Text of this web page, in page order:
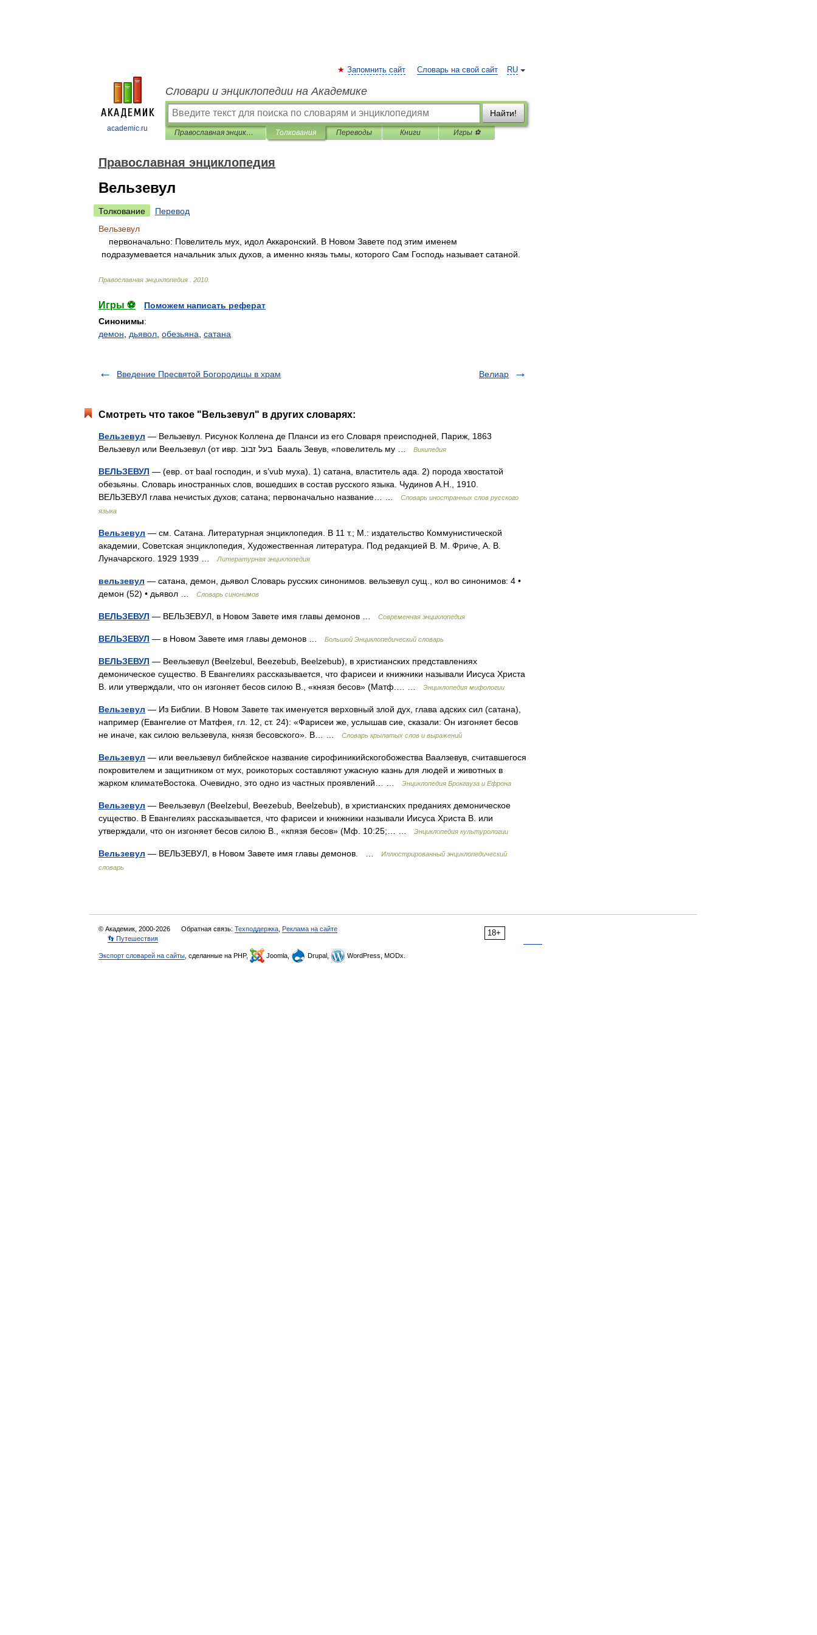
academic.ru
RU
Запомнить сайт Словарь на свой сайт
Словари и энциклопедии на Академике
Найти!
Православная энциклопедия Толкования Переводы Книги Игры ⚽
Православная энциклопедия
Вельзевул
Толкование
Перевод
Вельзевул
первоначально: Повелитель мух идол Аккаронский В Новом Завете под этим именем
подразумевается начальник злых духов а именно князь тьмы которого Сам Господь называет сатаной
Православная энциклопедия 2010
Игры ⚽
Поможем написать реферат
Синонимы:
демон
дьявол обезьяна сатана
Введение Пресвятой Богородицы в храм Велиар
Смотреть что такое "Вельзевул" в других словарях:
Вельзевул — Вельзевул. Рисунок Коллена де Планси из его Словаря преисподней, Париж, 1863
Вельзевул или Веельзевул (от ивр. בעל זבוב‎ Бааль Зевув, «повелитель му …
Википедия
ВЕЛЬЗЕВУЛ — (евр. от baal господин, и s’vub муха). 1) сатана, властитель ада. 2) порода хвостатой
обезьяны. Словарь иностранных слов, вошедших в состав русского языка. Чудинов А.Н., 1910.
ВЕЛЬЗЕВУЛ глава нечистых духов; сатана; первоначально название… …
Словарь иностранных слов русского
языка
Вельзевул — см. Сатана. Литературная энциклопедия. В 11 т.; М.: издательство Коммунистической
академии, Советская энциклопедия, Художественная литература. Под редакцией В. М. Фриче, А. В.
Луначарского. 1929 1939 …
Литературная энциклопедия
вельзевул — сатана, демон, дьявол Словарь русских синонимов. вельзевул сущ., кол во синонимов: 4 •
демон (52) • дьявол …
Словарь синонимов
ВЕЛЬЗЕВУЛ — ВЕЛЬЗЕВУЛ, в Новом Завете имя главы демонов … Современная энциклопедия
ВЕЛЬЗЕВУЛ — в Новом Завете имя главы демонов … Большой Энциклопедический словарь
ВЕЛЬЗЕВУЛ — Веельзевул (Beelzebul, Beezebub, Beelzebub), в христианских представлениях
демоническое существо. В Евангелиях рассказывается, что фарисеи и книжники называли Иисуса Христа
В. или утверждали, что он изгоняет бесов силою В., «князя бесов» (Матф.… …
Энциклопедия мифологии
Вельзевул — Из Библии. В Новом Завете так именуется верховный злой дух, глава адских сил (сатана),
например (Евангелие от Матфея, гл. 12, ст. 24): «Фарисеи же, услышав сие, сказали: Он изгоняет бесов
не иначе, как силою вельзевула, князя бесовского». В… …
Словарь крылатых слов и выражений
Вельзевул — или веельзевул библейское название сирофиникийскогобожества Ваалзевув, считавшегося
покровителем и защитником от мух, роикоторых составляют ужасную казнь для людей и животных в
жарком климатеВостока. Очевидно, это одно из частных проявлений… …
Энциклопедия Брокгауза и Ефрона
Вельзевул — Веельзевул (Beelzebul, Beezebub, Beelzebub), в христианских преданиях демоническое
существо. В Евангелиях рассказывается, что фарисеи и книжники называли Иисуса Христа В. или
утверждали, что он изгоняет бесов силою В., «кпязя бесов» (Мф. 10:25;… …
Энциклопедия культурологии
Вельзевул — ВЕЛЬЗЕВУЛ, в Новом Завете имя главы демонов. …
Иллюстрированный энциклопедический
словарь
18+
© Академик, 2000-2026 Обратная связь: Техподдержка Реклама на сайте
👣 Путешествия
Экспорт словарей на сайты , сделанные на PHP, Joomla, Drupal, WordPress, MODx.